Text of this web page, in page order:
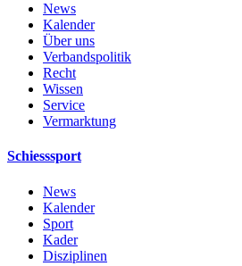
News
Kalender
Über uns
Verbandspolitik
Recht
Wissen
Service
Vermarktung
Schiesssport
News
Kalender
Sport
Kader
Disziplinen